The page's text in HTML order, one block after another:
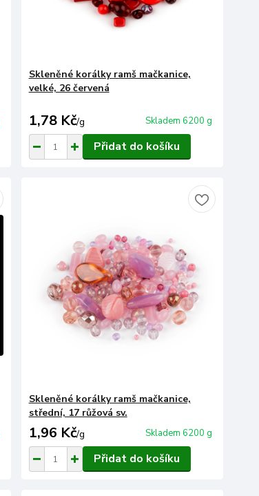
Skleněné korálky ramš mačkanice,
velké, 26 červená
1,78 Kč/g Skladem 6200 g
Přidat do košíku
Skleněné korálky ramš mačkanice,
střední, 17 růžová sv.
1,96 Kč/g Skladem 6200 g
Přidat do košíku